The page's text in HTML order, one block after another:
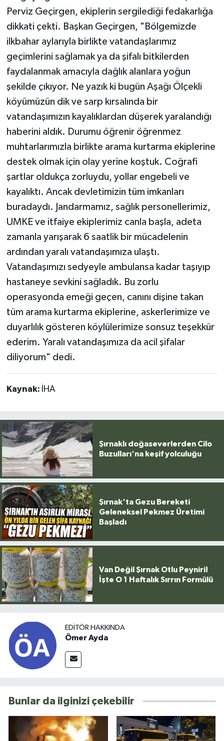
Perviz Geçirgen, ekiplerin sergilediği fedakarlığa
dikkati çekti. Başkan Geçirgen, "Bölgemizde
ilkbahar aylarıyla birlikte vatandaşlarımız
geçimlerini sağlamak ya da şifalı bitkilerden
faydalanmak amacıyla dağlık alanlara yoğun
şekilde çıkıyor. Ne yazık ki bugün Aşağı Ölçekli
köyümüzün dik ve sarp kırsalında bir
vatandaşımızın kayalıklardan düşerek yaralandığı
haberini aldık. Durumu öğrenir öğrenmez
muhtarlarımızla birlikte arama kurtarma ekiplerine
destek olmak için olay yerine koştuk. Coğrafi
şartlar oldukça zorluydu, yollar engebeli ve
kayalıktı. Ancak devletimizin tüm imkanları
buradaydı. Jandarmamız, sağlık personellerimiz,
UMKE ve itfaiye ekiplerimiz canla başla, adeta
zamanla yarışarak 6 saatlik bir mücadelenin
ardından yaralı vatandaşımıza ulaştı.
Vatandaşımızı sedyeyle ambulansa kadar taşıyıp
hastaneye sevkini sağladık. Bu zorlu
operasyonda emeği geçen, canını dişine takan
tüm arama kurtarma ekiplerine, askerlerimize ve
duyarlılık gösteren köylülerimize sonsuz teşekkür
ederim. Yaralı vatandaşımıza da acil şifalar
diliyorum" dedi.
Kaynak: İHA
Şırnaklı doğaseverlerden Cilo
Buzulları'na keşif yolculuğu
Şırnak'ta Gezu Bereketi
Geleneksel Pekmez Üretimi
Başladı
Van Değil Şırnak Otlu Peyniri!
İşte O 1 Haftalık Sırrın Formülü
EDITÖR HAKKINDA
Ömer Ayda
Bunlar da ilginizi çekebilir